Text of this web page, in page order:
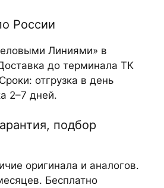
России
Линиями» в
до терминала ТК
отгрузка в день
2–7 дней.
подбор
оригинала и аналогов.
Бесплатно